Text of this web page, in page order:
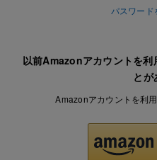
パスワー
以前Amazonアカウントを利
とが
Amazonアカウントを利